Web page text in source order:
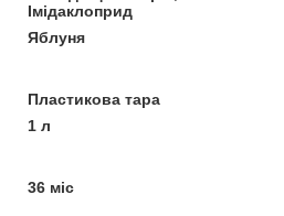
Імідаклоприд
Яблуня
Пластикова тара
1 л
36 міс